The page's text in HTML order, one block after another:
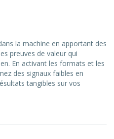
la machine en apportant des
preuves de valeur qui
En activant les formats et les
des signaux faibles en
tangibles sur vos